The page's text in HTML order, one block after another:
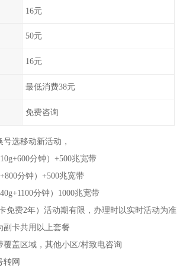
16元
50元
16元
最低消费38元
免费咨询
选移动新活动，
分钟）+500兆宽带
分钟）+500兆宽带
分钟）1000兆宽带
免费2年）活动期有限，办理时以实时活动为准
副卡共用以上套餐
覆盖区域，其他小区/村致电咨询
转网